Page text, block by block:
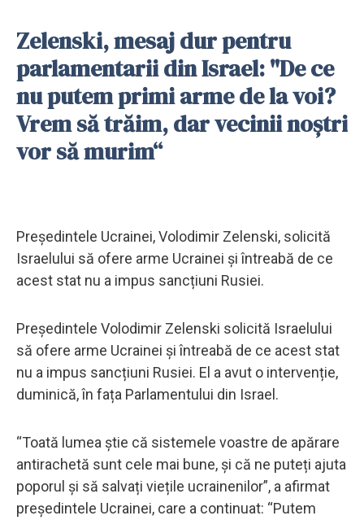
Zelenski, mesaj dur pentru
parlamentarii din Israel: "De ce
nu putem primi arme de la voi?
Vrem să trăim, dar vecinii noștri
vor să murim“
Președintele Ucrainei, Volodimir Zelenski, solicită
Israelului să ofere arme Ucrainei și întreabă de ce
acest stat nu a impus sancțiuni Rusiei.
Președintele Volodimir Zelenski solicită Israelului
să ofere arme Ucrainei și întreabă de ce acest stat
nu a impus sancțiuni Rusiei. El a avut o intervenție,
duminică, în fața Parlamentului din Israel.
“Toată lumea știe că sistemele voastre de apărare
antirachetă sunt cele mai bune, și că ne puteți ajuta
poporul și să salvați viețile ucrainenilor”, a afirmat
președintele Ucrainei, care a continuat: “Putem